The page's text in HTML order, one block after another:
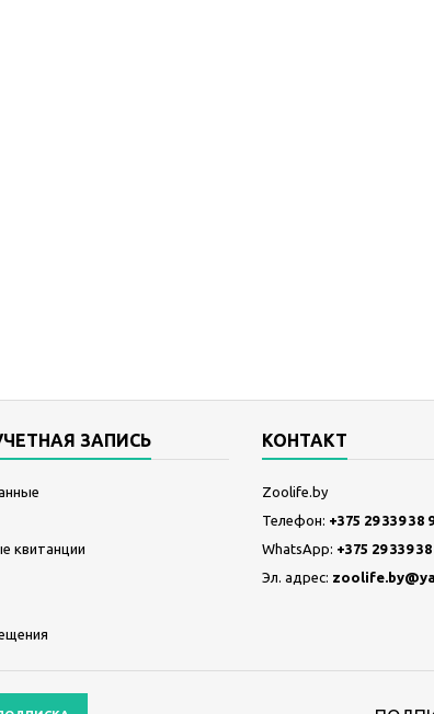
ЗАПИСЬ
квитанции
КОНТАКТ
Zoolife.by
Телефон: +375 29 339 38
WhatsApp: +375 29 339
Эл. адрес: